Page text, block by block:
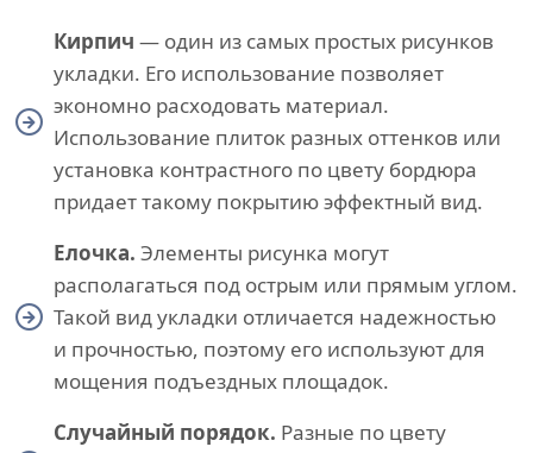
Кирпич — один из самых простых рисунков
укладки. Его использование позволяет
экономно расходовать материал.
Использование плиток разных оттенков или
установка контрастного по цвету бордюра
придает такому покрытию эффектный вид.
Елочка. Элементы рисунка могут
располагаться под острым или прямым углом.
Такой вид укладки отличается надежностью
и прочностью, поэтому его используют для
мощения подъездных площадок.
Случайный порядок. Разные по цвету